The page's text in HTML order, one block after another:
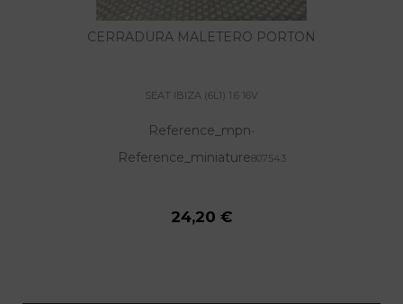
CERRADURA MALETERO PORTON
SEAT IBIZA (6L1) 1.6 16V
Reference_mpn-
Reference_miniature807543
24,20 €